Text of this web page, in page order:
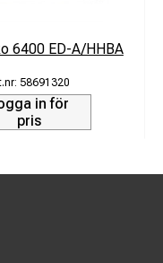
6400 ED-A/HHBA
58691320
in för
pris